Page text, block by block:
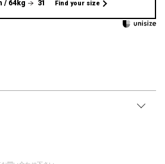
/ 64kg 31 Find your size